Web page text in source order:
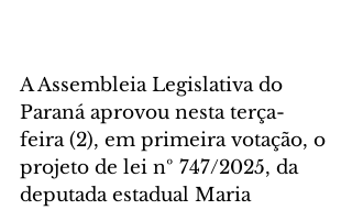
A Assembleia Legislativa do
Paraná aprovou nesta terça-
feira (2), em primeira votação, o
projeto de lei nº 747/2025, da
deputada estadual Maria